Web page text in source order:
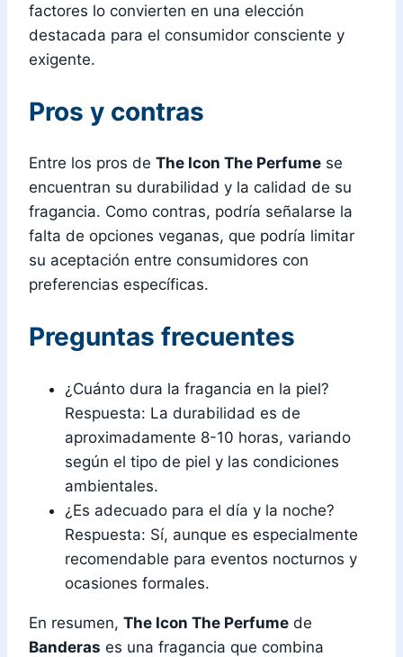
factores lo convierten en una elección
destacada para el consumidor consciente y
exigente.
Pros y contras
Entre los pros de The Icon The Perfume se
encuentran su durabilidad y la calidad de su
fragancia. Como contras, podría señalarse la
falta de opciones veganas, que podría limitar
su aceptación entre consumidores con
preferencias específicas.
Preguntas frecuentes
¿Cuánto dura la fragancia en la piel?
Respuesta: La durabilidad es de
aproximadamente 8-10 horas, variando
según el tipo de piel y las condiciones
ambientales.
¿Es adecuado para el día y la noche?
Respuesta: Sí, aunque es especialmente
recomendable para eventos nocturnos y
ocasiones formales.
En resumen, The Icon The Perfume de
Banderas es una fragancia que combina